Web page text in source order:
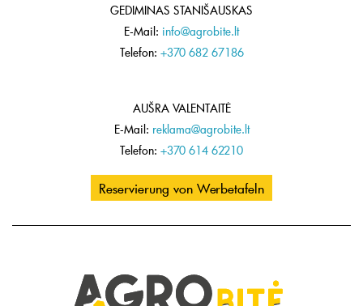
GEDIMINAS STANIŠAUSKAS
E-Mail: info@agrobite.lt
Telefon: +370 682 67186
AUŠRA VALENTAITĖ
E-Mail: reklama@agrobite.lt
Telefon: +370 614 62210
Reservierung von Werbetafeln